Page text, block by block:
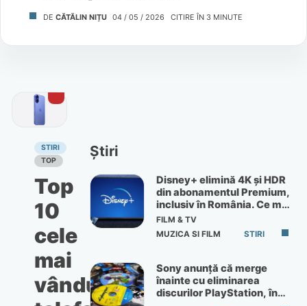
DE CĂTĂLIN NIȚU 04 / 05 / 2026 CITIRE ÎN 3 MINUTE
STIRI
TOP
Top
10
cele
mai
vândute
Știri
Disney+ elimină 4K și HDR
din abonamentul Premium,
inclusiv în România. Ce mai
primești de 60 lei pe lună
FILM & TV
MUZICA SI FILM
STIRI
Sony anunță că merge
înainte cu eliminarea
discurilor PlayStation, în